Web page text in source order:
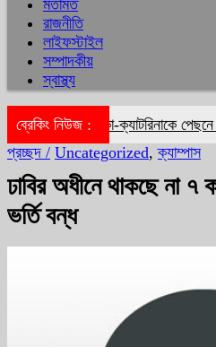
মতামত
রাজনীতি
লাইফস্টাইল
সম্পাদকীয়
স্বাস্থ্য
ব্রেকিং নিউজ :দীপিকা-ক্যাটরিনাকে পেছনে
প্রচ্ছদ / Uncategorized,ক্যাম্পাস
ঢাবির অধীনে থাকছে না ৭
ভর্তি বন্ধ